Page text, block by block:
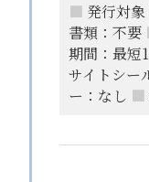
■ 発行対
書類：不要
期間：最短
サイトシー
ー：なし ■